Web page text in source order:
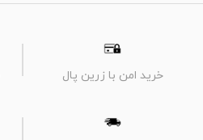
خرید امن با زرین پال